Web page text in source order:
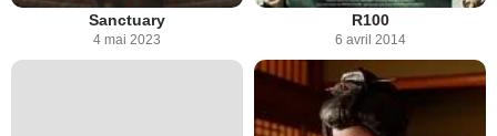
Sanctuary
4 mai 2023
R100
6 avril 2014